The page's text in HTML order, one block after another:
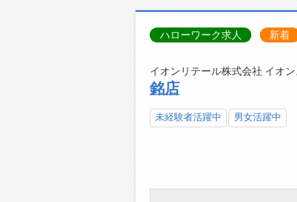
ハローワーク求人 新着
イオンリテール株式会社 イオ
銘店
未経験者活躍中 男女活躍中